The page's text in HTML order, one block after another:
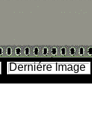
Derniére Image